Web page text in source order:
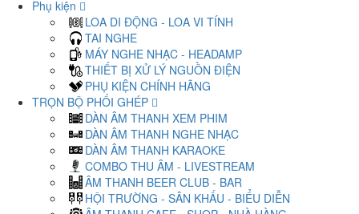
Phụ kiện
LOA DI ĐỘNG - LOA VI TÍNH
TAI NGHE
MÁY NGHE NHẠC - HEADAMP
THIẾT BỊ XỬ LÝ NGUỒN ĐIỆN
PHỤ KIỆN CHÍNH HÃNG
TRỌN BỘ PHỐI GHÉP
DÀN ÂM THANH XEM PHIM
DÀN ÂM THANH NGHE NHẠC
DÀN ÂM THANH KARAOKE
COMBO THU ÂM - LIVESTREAM
ÂM THANH BEER CLUB - BAR
HỘI TRƯỜNG - SÂN KHẤU - BIỂU DIỄN